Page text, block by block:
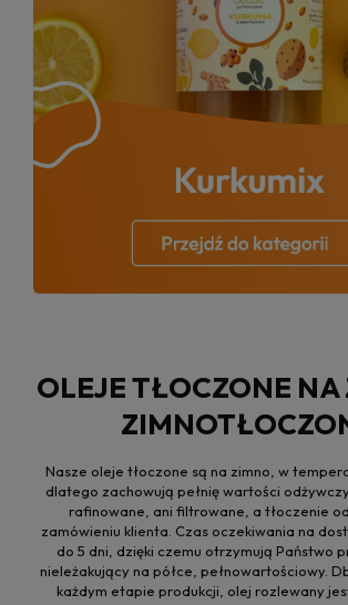
OLEJE TŁOCZONE
Nasze oleje tłoczone są na zimno, w
dlatego zachowują pełnię wartości
rafinowane, ani filtrowane, a tłoczenie
zamówieniu klienta. Czas oczekiwania na
do 5 dni, dzięki czemu otrzymują Państwo
nieleżakujący na półce, pełnowartościowy.
każdym etapie produkcji, olej rozlewany